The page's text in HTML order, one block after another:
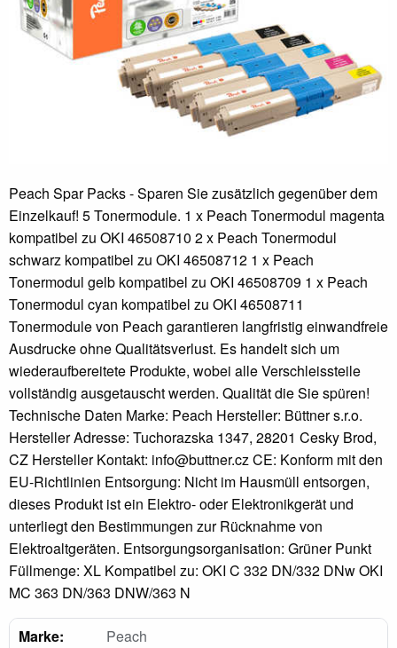
Peach Spar Packs - Sparen Sie zusätzlich gegenüber dem
Einzelkauf! 5 Tonermodule. 1 x Peach Tonermodul magenta
kompatibel zu OKI 46508710 2 x Peach Tonermodul
schwarz kompatibel zu OKI 46508712 1 x Peach
Tonermodul gelb kompatibel zu OKI 46508709 1 x Peach
Tonermodul cyan kompatibel zu OKI 46508711
Tonermodule von Peach garantieren langfristig einwandfreie
Ausdrucke ohne Qualitätsverlust. Es handelt sich um
wiederaufbereitete Produkte, wobei alle Verschleissteile
vollständig ausgetauscht werden. Qualität die Sie spüren!
Technische Daten Marke: Peach Hersteller: Büttner s.r.o.
Hersteller Adresse: Tuchorazska 1347, 28201 Cesky Brod,
CZ Hersteller Kontakt: info@buttner.cz CE: Konform mit den
EU-Richtlinien Entsorgung: Nicht im Hausmüll entsorgen,
dieses Produkt ist ein Elektro- oder Elektronikgerät und
unterliegt den Bestimmungen zur Rücknahme von
Elektroaltgeräten. Entsorgungsorganisation: Grüner Punkt
Füllmenge: XL Kompatibel zu: OKI C 332 DN/332 DNw OKI
MC 363 DN/363 DNW/363 N
Marke:
Peach